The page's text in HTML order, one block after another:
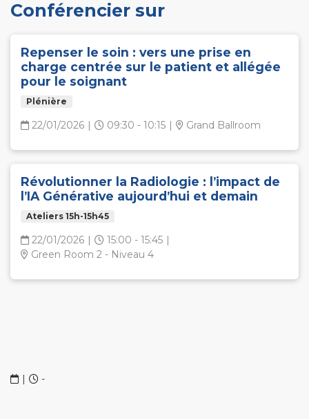
Conférencier sur
Repenser le soin : vers une prise en
charge centrée sur le patient et allégée
pour le soignant
Plénière
22/01/2026 | 09:30 - 10:15 | Grand Ballroom
Révolutionner la Radiologie : l’impact de
l’IA Générative aujourd’hui et demain
Ateliers 15h-15h45
22/01/2026 | 15:00 - 15:45 |
Green Room 2 - Niveau 4
| -